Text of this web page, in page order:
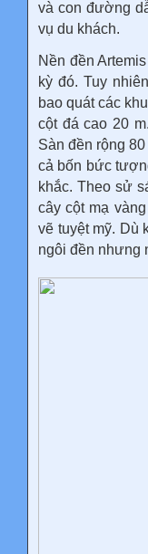
và con đường
vụ du khách.
Nền đền
kỳ đó. Tuy
bao quát các
cột đá cao 20
Sàn đền rộng
cả bốn bức
khắc. Theo sử
cây cột mạ
vẽ tuyệt mỹ. Dù
ngôi đền nhưng